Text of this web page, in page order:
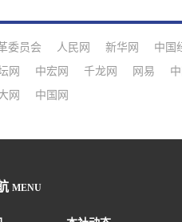
委员会 人民网 新华网 中国
网 中宏网 千龙网 网易
网 中国网
MENU